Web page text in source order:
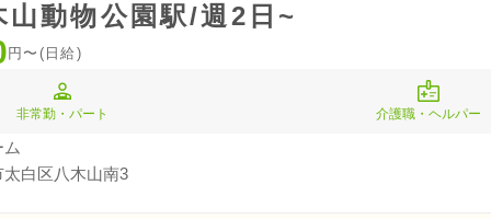
山動物公園駅/週2日~
円〜(日給)
非常勤・パート 介護職・ヘルパー
白区八木山南3